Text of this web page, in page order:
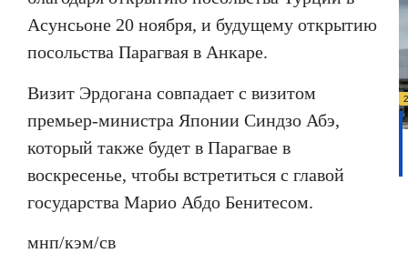
Асунсьоне 20 ноября, и будущему открытию
посольства Парагвая в Анкаре.
Визит Эрдогана совпадает с визитом
премьер-министра Японии Синдзо Абэ,
который также будет в Парагвае в
воскресенье, чтобы встретиться с главой
государства Марио Абдо Бенитесом.
мнп/кэм/св